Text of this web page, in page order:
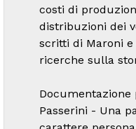
costi di
distribuzioni dei
scritti di Maroni
ricerche sulla
Documentazione
Passerini - Una